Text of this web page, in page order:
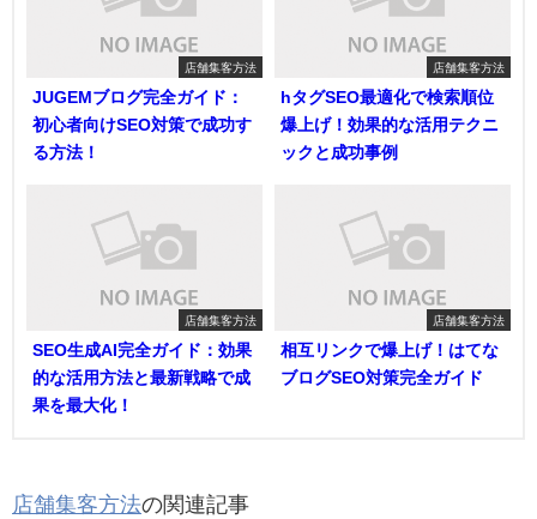
店舗集客方法
JUGEMブログ完全ガイド：
初心者向けSEO対策で成功す
る方法！
店舗集客方法
hタグSEO最適化で検索順位
爆上げ！効果的な活用テクニ
ックと成功事例
店舗集客方法
SEO生成AI完全ガイド：効果
的な活用方法と最新戦略で成
果を最大化！
店舗集客方法
相互リンクで爆上げ！はてな
ブログSEO対策完全ガイド
店舗集客方法の関連記事